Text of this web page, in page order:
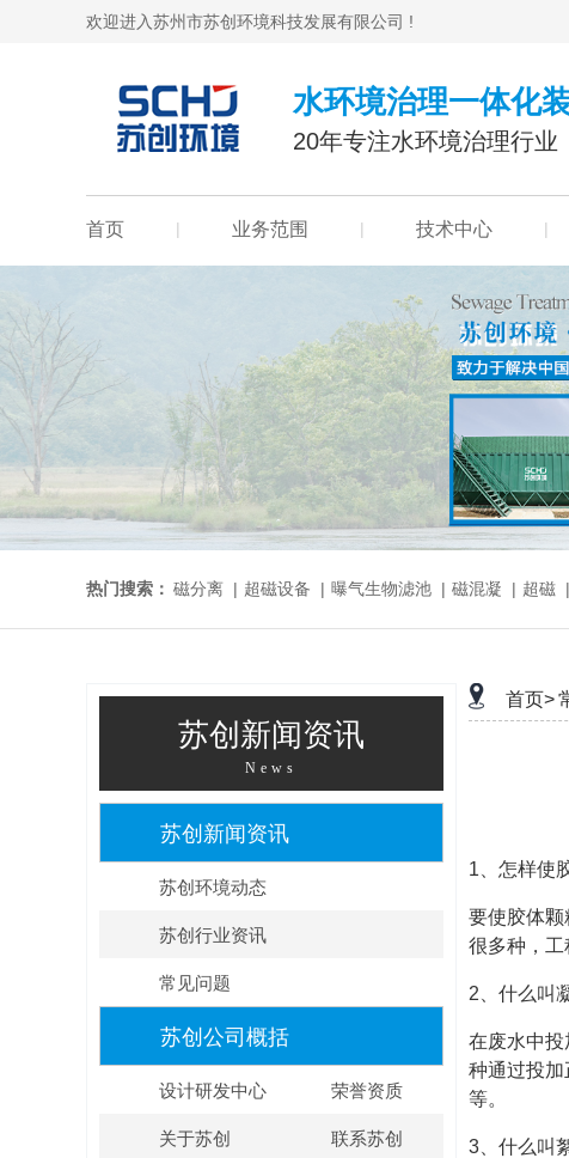
欢迎进入苏州市苏创环境科技发展有限公司 !
水环境治理一体化
20年专注水环境治理行业
首页 | 业务范围 | 技术中心 |
热门搜索： 磁分离 | 超磁设备 | 曝气生物滤池 | 磁混凝 | 超磁 |
苏创新闻资讯
News
苏创新闻资讯
苏创环境动态
苏创行业资讯
常见问题
苏创公司概括
设计研发中心 荣誉资质
关于苏创 联系苏创
首页>
1、怎样使
要使胶体
很多种，工
2、什么叫
在废水中
种通过投
等。
3、什么叫